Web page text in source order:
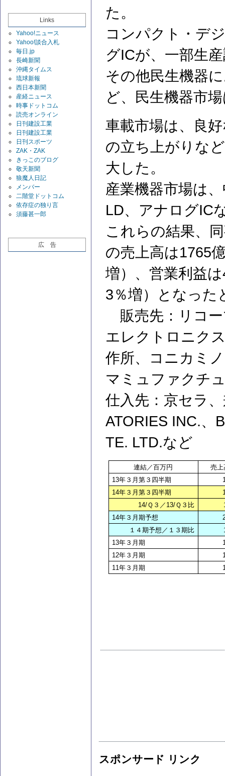
Links
Yahoo!ニュース
Yahoo!談合入札
毎日.jp
長崎新聞
沖縄タイムス
琉球新報
西日本新聞
産経ニュース
時事ドットコム
読売オンライン
日刊建設工業
日刊建設工業
日刊スポーツ
ZAK・ZAK
きっこのブログ
敬天新聞
狼魔人日記
メンバー
二階堂ドットコム
依存症の独り言
須藤甚一郎
広 告
た。
コンパクト・デ
グICが、一部生
その他民生機器
ど、民生機器市
車載市場は、良
の立ち上がりな
大した。
産業機器市場は
LD、アナログIC
これらの結果、
の売上高は1765
増）、営業利益
3％増）となった
販売先：リコ
エレクトロニク
作所、コニカミ
マミュファクチ
仕入先：京セラ
ATORIES INC.、
TE. LTD.など
連結／百万円
売
13年３月第３四半期
14年３月第３四半期
14/Ｑ３／13/Ｑ３比
14年３月期予想
１４期予想／１３期比
13年３月期
12年３月期
11年３月期
スポンサード リンク